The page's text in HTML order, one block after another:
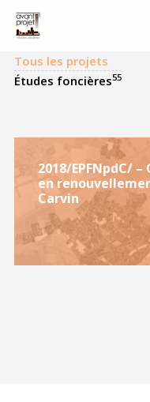
Tous les projets
Études foncières55
2018/EPFNpdC/
en
Carvin